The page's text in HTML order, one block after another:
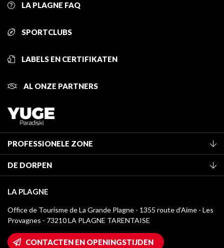
LA PLAGNE FAQ
SPORTCLUBS
LABELS EN CERTIFIKATEN
AL ONZE PARTNERS
PROFESSIONELE ZONE
Classificatie van de gemeubileerde accommodaties
Verblijfstaks
Mediatheek
La Plagne logo's
Wifi toegang
DE DORPEN
Montchavin - Les Coches
Champagny-en-Vanoise
Plagne 1800
LA PLAGNE
Office de Tourisme de La Grande Plagne - 1355 route d’Aime - Les
Provagnes - 73210 LA PLAGNE TARENTAISE
CONTACTEN EN OPENINGSTIJDEN